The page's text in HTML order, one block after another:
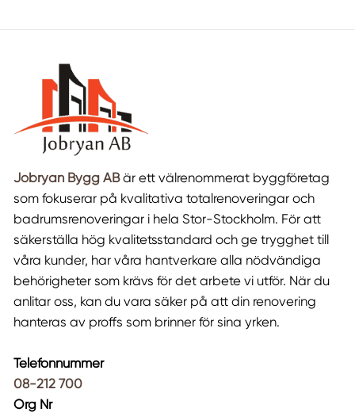
Jobryan Bygg ABär ett välrenommerat byggföretag
som fokuserar på kvalitativa totalrenoveringar och
badrumsrenoveringar i hela Stor-Stockholm. För att
säkerställa hög kvalitetsstandard och ge trygghet till
våra kunder, har våra hantverkare alla nödvändiga
behörigheter som krävs för det arbete vi utför. När du
anlitar oss, kan du vara säker på att din renovering
hanteras av proffs som brinner för sina yrken.
Telefonnummer
08-212 700
Org Nr